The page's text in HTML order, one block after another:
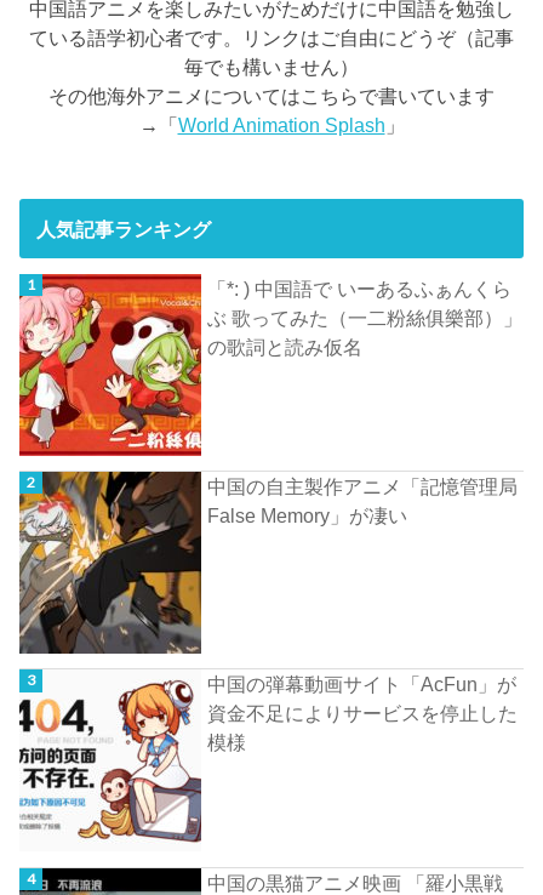
中国語アニメを楽しみたいがためだけに中国語を勉強し
ている語学初心者です。リンクはご自由にどうぞ（記事
毎でも構いません）
その他海外アニメについてはこちらで書いています
→「World Animation Splash 」
人気記事ランキング
「*: ) 中国語で いーあるふぁんくら
ぶ 歌ってみた（一二粉絲俱樂部）」
の歌詞と読み仮名
中国の自主製作アニメ「記憶管理局
False Memory」が凄い
中国の弾幕動画サイト「AcFun」が
資金不足によりサービスを停止した
模様
中国の黒猫アニメ映画 「羅小黒戦